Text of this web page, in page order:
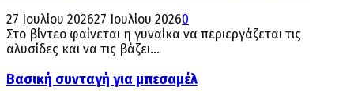
27 Ιουλίου 202627 Ιουλίου 20260
Στο βίντεο φαίνεται η γυναίκα να περιεργάζεται τις
αλυσίδες και να τις βάζει...
Βασική συνταγή για μπεσαμέλ